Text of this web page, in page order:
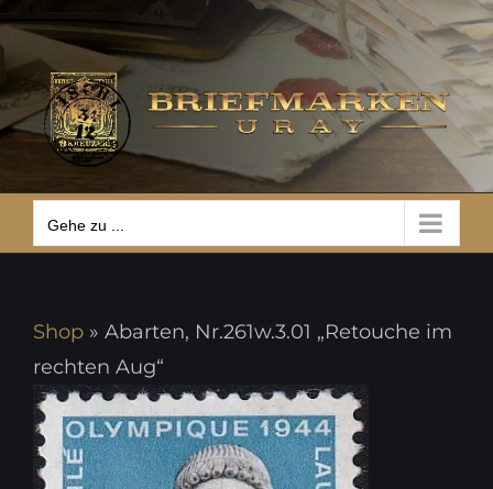
Zum
Inhalt
springen
Gehe zu ...
Gehe zu ...
Shop » Abarten, Nr.261w.3.01 „Retouche im
rechten Aug“